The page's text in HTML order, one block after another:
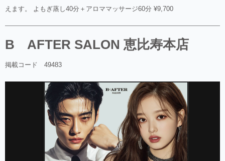
えます。 よもぎ蒸し40分＋アロママッサージ60分 ¥9,700
B AFTER SALON 恵比寿本店
掲載コード 49483